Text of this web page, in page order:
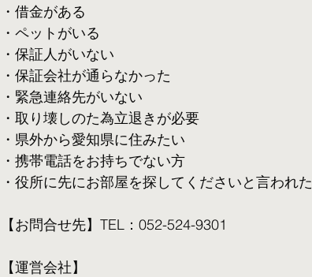
・借金がある
・ペットがいる
・保証人がいない
・保証会社が通らなかった
・緊急連絡先がいない
・取り壊しのた為立退きが必要
・県外から愛知県に住みたい
・携帯電話をお持ちでない方
・役所に先にお部屋を探してくださいと言われた
【お問合せ先】TEL：052-524-9301
【運営会社】